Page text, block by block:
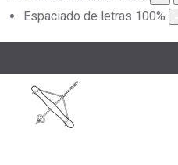
Espaciado de letras 100%